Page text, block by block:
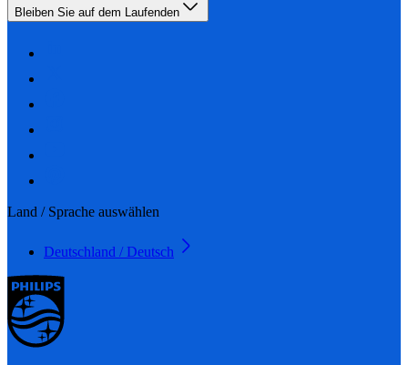
Bleiben Sie auf dem Laufenden
Land / Sprache auswählen
Deutschland / Deutsch